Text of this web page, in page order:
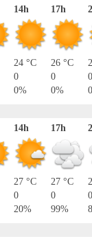
14h
24 °C
0
0%
17h
26 °C
0
0%
0
14h
27 °C
0
20%
17h
27 °C
0
99%
0